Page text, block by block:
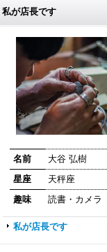
私が店長です
名前
大谷 弘樹
星座
天秤座
趣味
読書・カメラ
私が店長です